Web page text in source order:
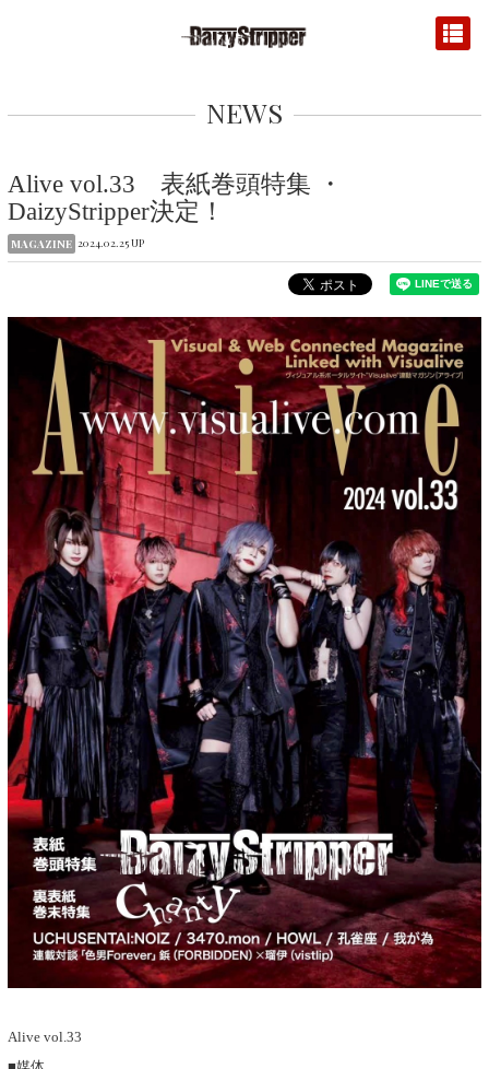
NEWS
Alive vol.33 表紙巻頭特集 ・
DaizyStripper決定！
MAGAZINE 2024.02.25 UP
Alive vol.33